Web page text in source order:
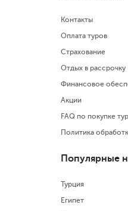
Контакты
Оплата туров
Страхование
Отдых в рассрочку
Финансовое
Акции
FAQ по покупке
Политика
Популярные
Турция
Египет